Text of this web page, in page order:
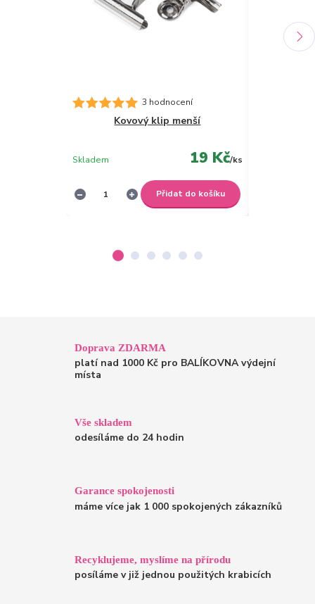
3 hodnocení
Kovový klip menší
19 Kč/ks
Skladem
Přidat do košíku
Doprava ZDARMA
platí nad 1000 Kč pro BALÍKOVNA výdejní
místa
Vše skladem
odesíláme do 24 hodin
Garance spokojenosti
máme více jak 1 000 spokojených zákazníků
Recyklujeme, myslíme na přírodu
posíláme v již jednou použitých krabicích